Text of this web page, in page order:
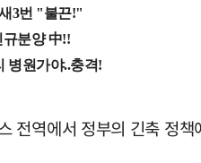
전역에서 정부의 긴축 정